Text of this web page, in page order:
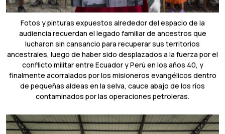
Fotos y pinturas expuestos alrededor del espacio de la
audiencia recuerdan el legado familiar de ancestros que
lucharon sin cansancio para recuperar sus territorios
ancestrales, luego de haber sido desplazados a la fuerza por el
conflicto militar entre Ecuador y Perú en los años 40, y
finalmente acorralados por los misioneros evangélicos dentro
de pequeñas aldeas en la selva, cauce abajo de los ríos
contaminados por las operaciones petroleras.